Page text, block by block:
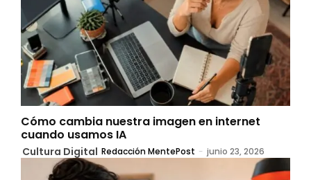
Cómo cambia nuestra imagen en internet
cuando usamos IA
Cultura Digital Redacción MentePost - junio 23, 2026